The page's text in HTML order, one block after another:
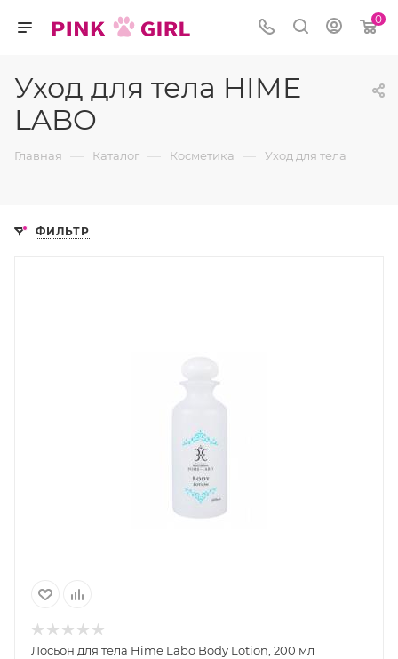
0
Уход для тела HIME
LABO
Главная — Каталог — Косметика — Уход для тела
ФИЛЬТР
Лосьон для тела Hime Labo Body Lotion, 200 мл